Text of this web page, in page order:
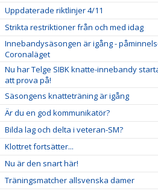
Uppdaterade riktlinjer 4/11
Strikta restriktioner från och med idag
Innebandysäsongen är igång -
Coronaläget
Nu har Telge SIBK knatte-innebandy
att prova på!
Säsongens knatteträning är igång
Är du en god kommunikatör?
Bilda lag och delta i veteran-SM?
Klottret fortsätter...
Nu är den snart här!
Träningsmatcher allsvenska damer